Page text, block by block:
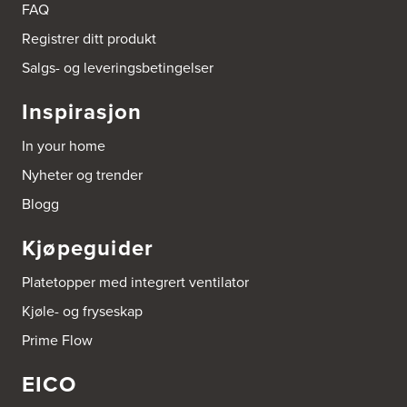
Boligleverandøren Karmøy AS
Postboks 213
4296 Åkrehamn
http://www.interiormesteren.no
Bonaparte Interiør AS
Borgenveien 66
Tel.:
Borge butikk AS
Sundemoen Næringspark
Power Hokksund
3300 Hokksund
Tel.: 32-700000
http://www.expert.no
Bravida Trondheim
FAQ
Registrer ditt produkt
Salgs- og leveringsbetingelser
Inspirasjon
In your home
Nyheter og trender
Blogg
Kjøpeguider
Platetopper med integrert ventilator
Kjøle- og fryseskap
Prime Flow
EICO